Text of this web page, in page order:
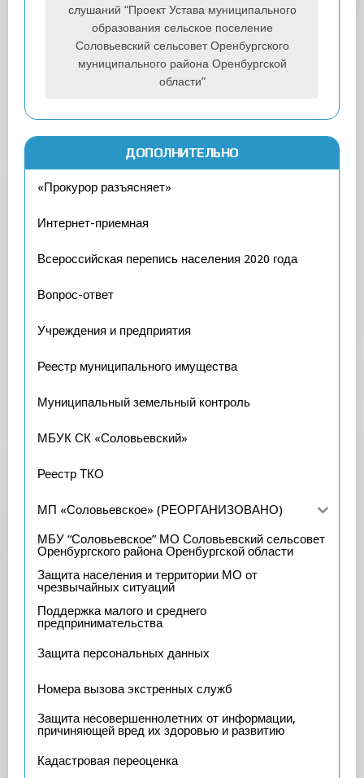
слушаний “Проект Устава муниципального
образования сельское поселение
Соловьевский сельсовет Оренбургского
муниципального района Оренбургской
области”
ДОПОЛНИТЕЛЬНО
«Прокурор разъясняет»
Интернет-приемная
Всероссийская перепись населения 2020 года
Вопрос-ответ
Учреждения и предприятия
Реестр муниципального имущества
Муниципальный земельный контроль
МБУК СК «Соловьевский»
Реестр ТКО
МП «Соловьевское» (РЕОРГАНИЗОВАНО)
МБУ “Соловьевское” МО Соловьевский сельсовет
Оренбургского района Оренбургской области
Защита населения и территории МО от
чрезвычайных ситуаций
Поддержка малого и среднего
предпринимательства
Защита персональных данных
Номера вызова экстренных служб
Защита несовершеннолетних от информации,
причиняющей вред их здоровью и развитию
Кадастровая переоценка